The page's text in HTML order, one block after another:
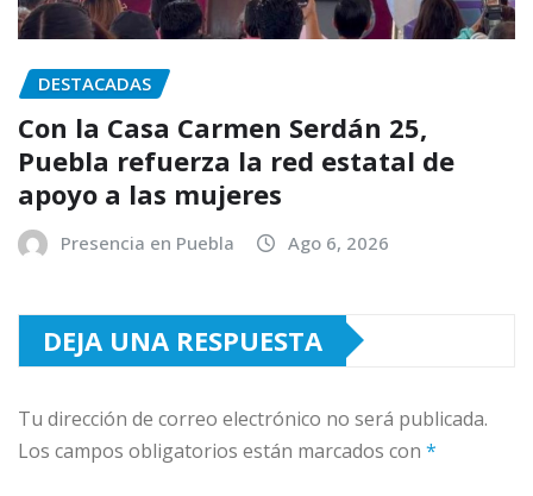
DESTACADAS
Con la Casa Carmen Serdán 25,
Puebla refuerza la red estatal de
apoyo a las mujeres
Presencia en Puebla Ago 6, 2026
DEJA UNA RESPUESTA
Tu dirección de correo electrónico no será publicada.
Los campos obligatorios están marcados con *